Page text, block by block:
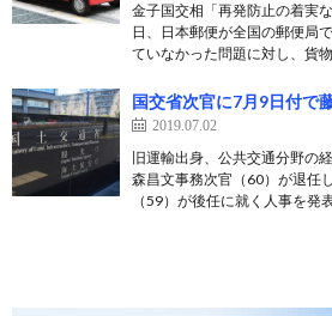
金子国交相「再発防止の着実
日、日本郵便が全国の郵便局
ていなかった問題に対し、貨
国交省次官に7月9日付で
2019.07.02
旧運輸出身、公共交通分野の
森昌文事務次官（60）が退任
（59）が後任に就く人事を発